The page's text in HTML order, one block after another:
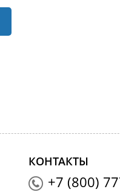
КОНТАКТЫ
+7 (800)